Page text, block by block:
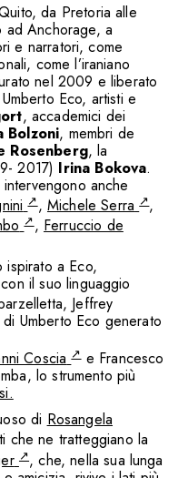
da Pretoria alle
Anchorage, a
e narratori, come
come l’iraniano
nel 2009 e liberato
Eco, artisti e
, accademici dei
Bolzoni, membri de
Rosenberg, la
2017) Irina Bokova.
anche
↗, Michele Serra ↗,
↗, Ferruccio de
a Eco,
il suo linguaggio
Jeffrey
Umberto Eco generato
Coscia ↗e Francesco
lo strumento più
di Rosangela
che ne tratteggiano la
↗, che, nella sua lunga